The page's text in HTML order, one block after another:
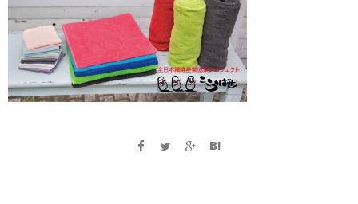
お店
日本産協プロジェクト